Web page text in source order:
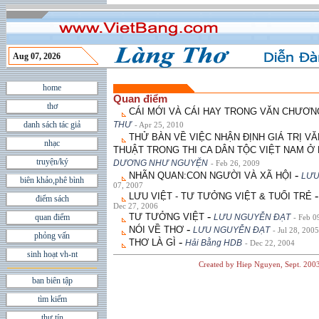
Aug 07, 2026
home
thơ
danh sách tác giả
nhạc
truyện/ký
biên khảo,phê bình
điểm sách
quan điểm
phỏng vấn
sinh hoạt vh-nt
ban biên tập
tìm kiếm
Quan điểm
CÁI MỚI VÀ CÁI HAY TRONG VĂN
THƯ - Apr 25, 2010
THỬ BÀN VỀ VIỆC NHẬN ĐỊNH GIÁ TRỊ
THUẬT TRONG THI CA DÂN TỘC VIỆT NAM Ở
DƯƠNG NHƯ NGUYỆN - Feb 26, 2009
NHÃN QUAN:CON NGƯỜI VÀ XÃ HỘI -
07, 2007
LƯU VIỆT - TƯ TƯỞNG VIỆT & TUỔI TRẺ -
Dec 27, 2006
TƯ TƯỞNG VIỆT - LƯU NGUYỄN ÐẠT - Feb
NÓI VỀ THƠ - LƯU NGUYỄN ÐẠT - Jul 28, 2005
THƠ LÀ GÌ - Hải Bằng HDB - Dec 22, 2004
Created by Hiep Nguyen, Sept. 2003